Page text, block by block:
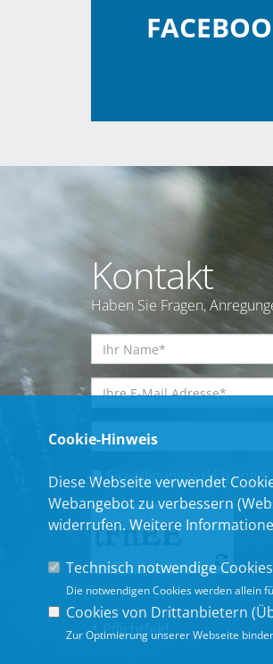
Kontakt
Haben Sie Fragen,
Einwilligungserklärung*
* Pflichtfeld
Cookie-Hinweis
Diese Webseite verwendet
Webangebot zu verbessern
widerrufen. Weitere
Technisch notwendige
Die notwendigen Cookies werden allein
Cookies von Drittanbietern (
Zur Optimierung unserer Webseite